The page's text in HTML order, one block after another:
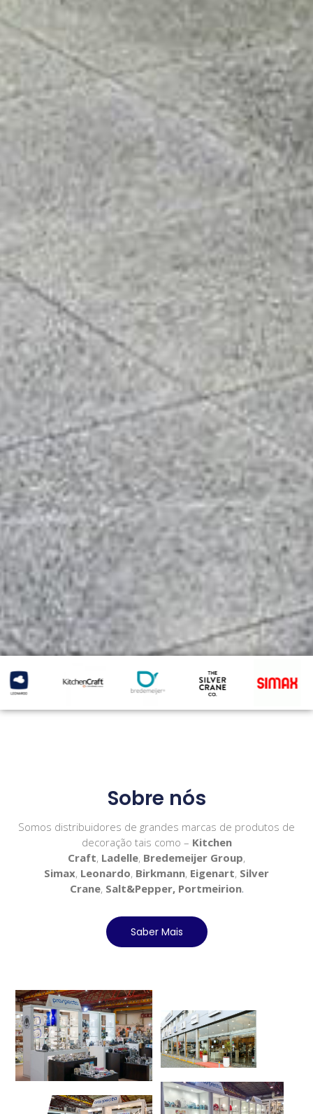
Sobre nós
Somos distribuidores de grandes marcas de produtos de
decoração tais como – Kitchen
Craft, Ladelle, Bredemeijer Group,
Simax, Leonardo, Birkmann, Eigenart, Silver
Crane, Salt&Pepper, Portmeirion.
Saber Mais